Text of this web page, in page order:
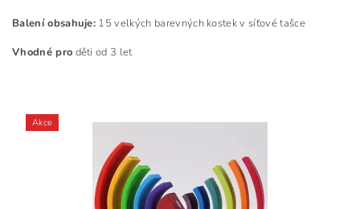
Balení obsahuje: 15 velkých barevných kostek v síťové tašce
Vhodné pro děti od 3 let
Akce